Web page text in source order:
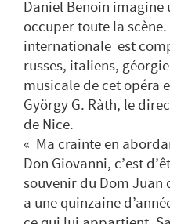
Daniel Benoin
occuper toute la
internationale est
russes, italiens,
musicale de cet opéra
György G. Ràth, le
de Nice.
« Ma crainte en
Don Giovanni, c’est
souvenir du Dom Juan
a une quinzaine